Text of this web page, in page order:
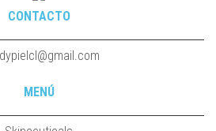
CONTACTO
MENÚ